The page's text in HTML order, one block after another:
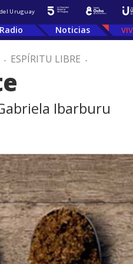
Uruguay
Radio Noticias
. ESPÍRITU LIBRE .
Ibarburu